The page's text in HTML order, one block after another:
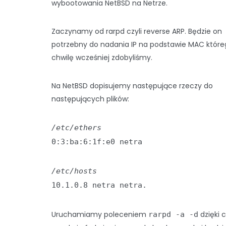
wybootowania NetBSD na Netrze.
Zaczynamy od rarpd czyli reverse ARP. Będzie on
potrzebny do nadania IP na podstawie MAC
chwilę wcześniej zdobyliśmy.
Na NetBSD dopisujemy następujące rzeczy do
następujących plików:
/etc/ethers
0:3:ba:6:1f:e0 netra
/etc/hosts
10.1.0.8 netra netra.
Uruchamiamy poleceniem rarpd -a -d dzięki